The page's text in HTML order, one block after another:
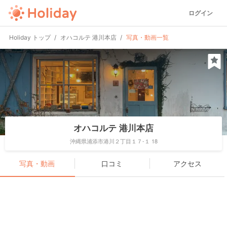
ログイン
Holiday トップ オハコルテ 港川本店 写真・動画一覧
オハコルテ 港川本店
沖縄県浦添市港川２丁目１７-１ 18
写真・動画 口コミ アクセス